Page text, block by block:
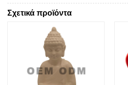
Σχετικά προϊόντα